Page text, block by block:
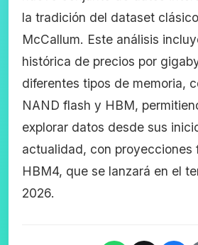
la tradición del dataset
McCallum. Este análisis
histórica de precios por
diferentes tipos de memoria,
NAND flash y HBM,
explorar datos desde sus
actualidad, con proyecciones
HBM4, que se lanzará en el
2026.